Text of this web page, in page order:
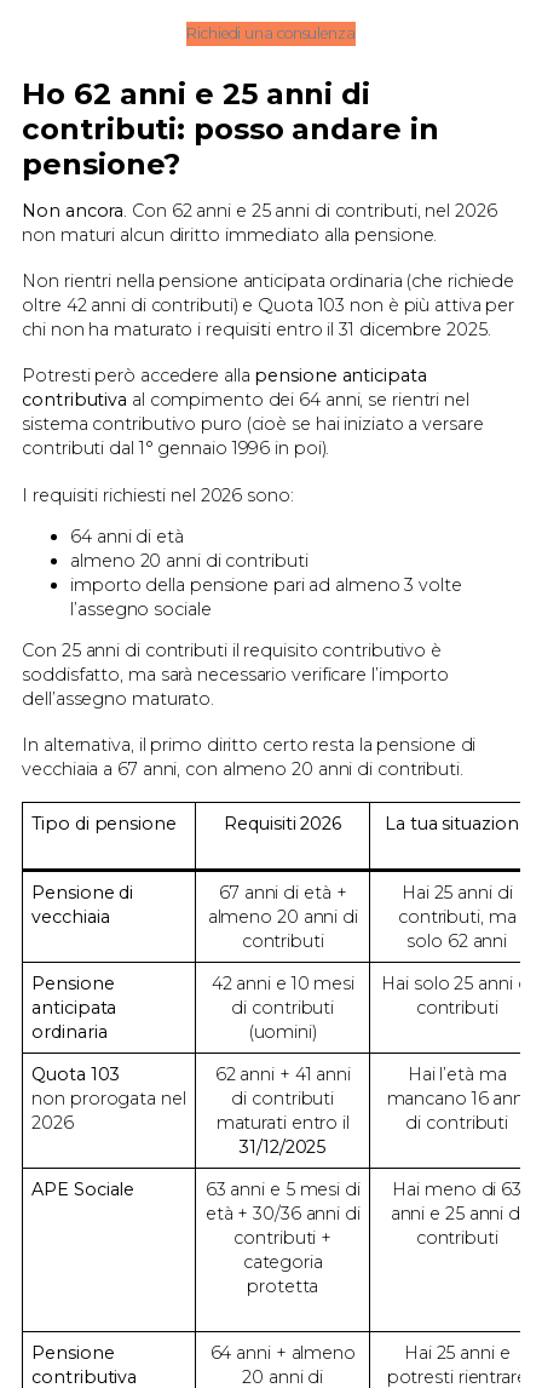
Richiedi una consulenza
Ho 62 anni e 25 anni di
contributi: posso andare in
pensione?
Non ancora. Con 62 anni e 25 anni di contributi, nel 2026
non maturi alcun diritto immediato alla pensione.
Non rientri nella pensione anticipata ordinaria (che richiede
oltre 42 anni di contributi) e Quota 103 non è più attiva per
chi non ha maturato i requisiti entro il 31 dicembre 2025.
Potresti però accedere alla pensione anticipata
contributiva al compimento dei 64 anni, se rientri nel
sistema contributivo puro (cioè se hai iniziato a versare
contributi dal 1° gennaio 1996 in poi).
I requisiti richiesti nel 2026 sono:
64 anni di età
almeno 20 anni di contributi
importo della pensione pari ad almeno 3 volte
l’assegno sociale
Con 25 anni di contributi il requisito contributivo è
soddisfatto, ma sarà necessario verificare l’importo
dell’assegno maturato.
In alternativa, il primo diritto certo resta la pensione di
vecchiaia a 67 anni, con almeno 20 anni di contributi.
Tipo di pensione Requisiti 2026 La tua situazione
Pensione di
vecchiaia
67 anni di età +
almeno 20 anni di
contributi
Hai 25 anni di
contributi, ma
solo 62 anni
Pensione
anticipata
ordinaria
42 anni e 10 mesi
di contributi
(uomini)
Hai solo 25 anni di
contributi
Quota 103
non prorogata nel
2026
62 anni + 41 anni
di contributi
maturati entro il
31/12/2025
Hai l’età ma
mancano 16 anni
di contributi
APE Sociale
63 anni e 5 mesi di
età + 30/36 anni di
contributi +
categoria
protetta
Hai meno di 63
anni e 25 anni di
contributi
Pensione
contributiva
64 anni + almeno
20 anni di
Hai 25 anni e
potresti rientrare